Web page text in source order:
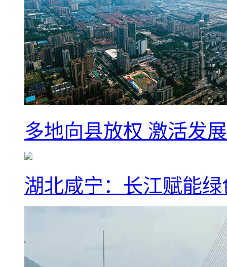
多地向县放权 激活发
湖北咸宁：长江赋能